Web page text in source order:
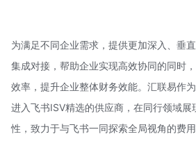
为满足不同企业需求，提供更加深入、垂
集成对接，帮助企业实现高效协同的同时
效率，提升企业整体财务效能。汇联易作
进入飞书ISV精选的供应商，在同行领域展
性，致力于与飞书一同探索全局视角的费用